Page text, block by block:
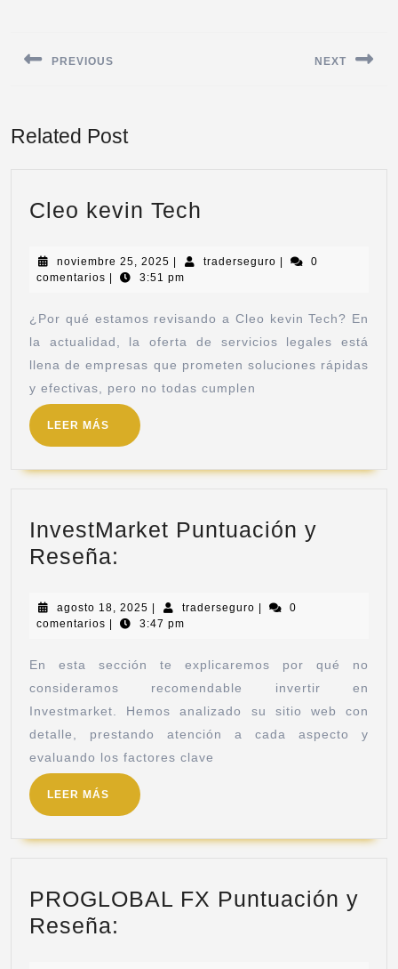
PREVIOUS NEXT
Related Post
Cleo kevin Tech
noviembre 25, 2025 traderseguro
0
comentarios
3:51 pm
¿Por qué estamos revisando a Cleo kevin Tech? En
la actualidad, la oferta de servicios legales está
llena de empresas que prometen soluciones rápidas
y efectivas, pero no todas cumplen
LEER MÁS
InvestMarket Puntuación y
Reseña:
agosto 18, 2025 traderseguro
0
comentarios
3:47 pm
En esta sección te explicaremos por qué no
consideramos recomendable invertir en
Investmarket. Hemos analizado su sitio web con
detalle, prestando atención a cada aspecto y
evaluando los factores clave
LEER MÁS
PROGLOBAL FX Puntuación y
Reseña: